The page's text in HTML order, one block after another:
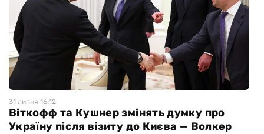
31 липня 16:12
Віткофф та Кушнер змінять думку про
Україну після візиту до Києва — Волкер